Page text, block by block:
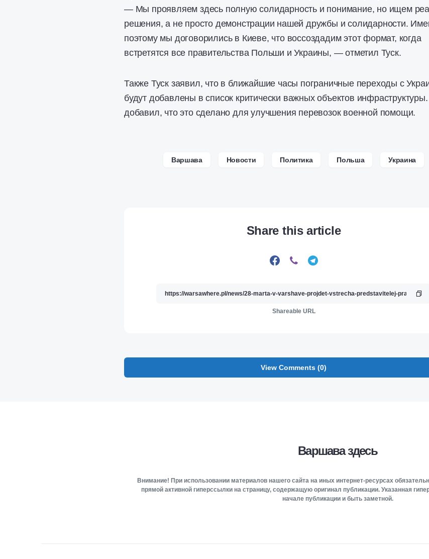
— Мы проявляем здесь полную солидарность и понимание, но ищем
решения, а не просто демонстрации нашей дружбы и солидарности.
поэтому мы договорились в Киеве, что воссоздадим этот формат, когда
встретятся все правительства Польши и Украины, — отметил Туск.
Также Туск заявил, что в ближайшие часы пограничные переходы с
будут добавлены в список критически важных объектов
добавил, что это сделано для улучшения перевозок военной помощи.
Варшава Новости Политика Польша Украина
Share this article
Shareable URL
View Comments (0)
Варшава здесь
Внимание! При использовании материалов нашего сайта на иных интернет-ресурсах
прямой активной гиперссылки на страницу, содержащую оригинал публикации. Указанная
начале публикации и быть заметной.